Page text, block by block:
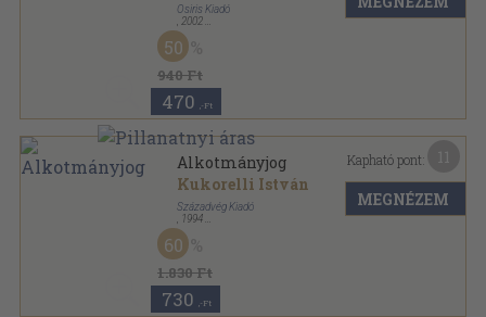
Osiris Kiadó
2002
Fűzött kemény papírkötés
Osiris Tankönyvek sorozat
940 Ft
50
470 ,-Ft
Alkotmányjog
Kukorelli István
Századvég Kiadó
1994
Ragasztott papírkötés
Politika sorozat
1.830 Ft
60
730 ,-Ft
Kapható pont:
MEGNÉZEM